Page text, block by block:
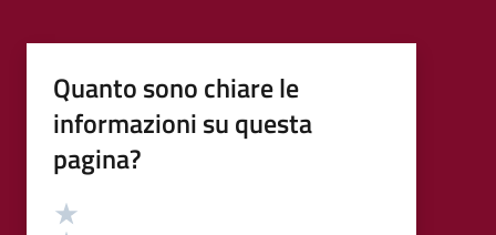
Quanto sono chiare le
informazioni su questa
pagina?
Valutazione